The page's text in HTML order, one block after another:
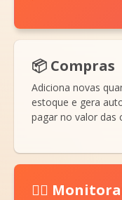
📦 Compras
Adiciona novas
estoque e gera
pagar no valor das
🕵️‍♀️